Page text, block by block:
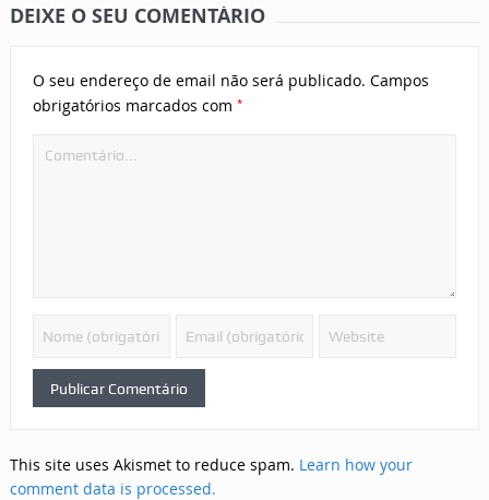
DEIXE O SEU COMENTÁRIO
O seu endereço de email não será publicado. Campos
obrigatórios marcados com *
This site uses Akismet to reduce spam. Learn how your
comment data is processed.